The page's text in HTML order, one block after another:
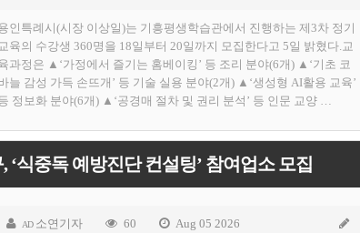
인특례시(시장 이상일)는 기흥평생학습관에서 진행하는 제3차 정기
교육의 수강생 360명을 18일부터 20일까지 모집한다고 5일 밝혔다.교
과정은 ▲‘가정에서 즐기는 홈베이킹’ 등 조리 분야(6개) ▲‘기초 코
늘 감성 가득 손뜨개’ 등 기술 실용 분야(2개) ▲‘생성형 AI활용 교육’
정보화 분야(6개) ▲‘공경매 절차 및 권리 분석’ 등 인문 교양 …
식중독 예방진단 컨설팅’ 참여업소 모집
AD 소연기자 60 Aug 05 2026